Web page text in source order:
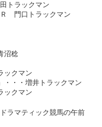
トラックマン
門口トラックマン
沼稔
ックマン
・・増井トラックマン
ックマン
ラマティック競馬の午前